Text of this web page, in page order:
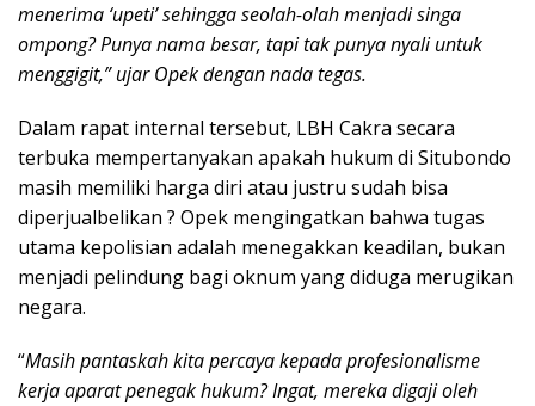
menerima ‘upeti’ sehingga seolah-olah menjadi singa
ompong? Punya nama besar, tapi tak punya nyali untuk
menggigit,” ujar Opek dengan nada tegas.
Dalam rapat internal tersebut, LBH Cakra secara
terbuka mempertanyakan apakah hukum di Situbondo
masih memiliki harga diri atau justru sudah bisa
diperjualbelikan ? Opek mengingatkan bahwa tugas
utama kepolisian adalah menegakkan keadilan, bukan
menjadi pelindung bagi oknum yang diduga merugikan
negara.
“Masih pantaskah kita percaya kepada profesionalisme
kerja aparat penegak hukum? Ingat, mereka digaji oleh